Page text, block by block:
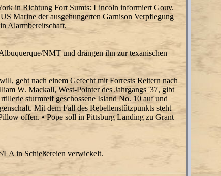
in Richtung Fort Sumts: Lincoln informiert Gouv.
Marine der ausgehungerten Garnison Verpflegung
Alarmbereitschaft.
NMT und drängen ihn zur texanischen
geht nach einem Gefecht mit Forrests Reitern nach
W. Mackall, West-Pointer des Jahrgangs '37, gibt
sturmreif geschossene Island No. 10 auf und
Mit dem Fall des Rebellenstützpunkts steht
offen. • Pope soll in Pittsburg Landing zu Grant
in Schießereien verwickelt.